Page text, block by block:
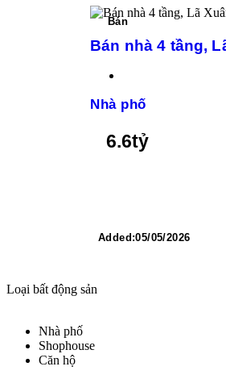
Bán
Bán nhà 4 tầng,
Nhà phố
6.6tỷ
Added:05/05/2026
Loại bất động sản
Nhà phố
Shophouse
Căn hộ